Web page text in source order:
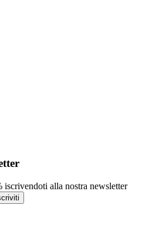
alla nostra newsletter